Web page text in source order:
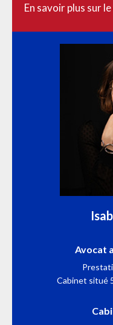
En savoir plus sur
Avocat
Cabinet situé